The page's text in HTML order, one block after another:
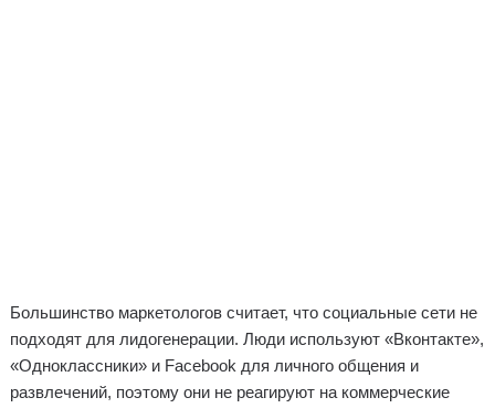
Большинство маркетологов считает, что социальные сети не
подходят для лидогенерации. Люди используют «Вконтакте»,
«Одноклассники» и Facebook для личного общения и
развлечений, поэтому они не реагируют на коммерческие